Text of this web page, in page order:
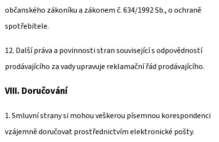
občanského zákoníku a zákonem č. 634/1992 Sb., o ochraně
spotřebitele.
12. Další práva a povinnosti stran související s odpovědností
prodávajícího za vady upravuje reklamační řád prodávajícího.
VIII. Doručování
1. Smluvní strany si mohou veškerou písemnou korespondenci
vzájemně doručovat prostřednictvím elektronické pošty.